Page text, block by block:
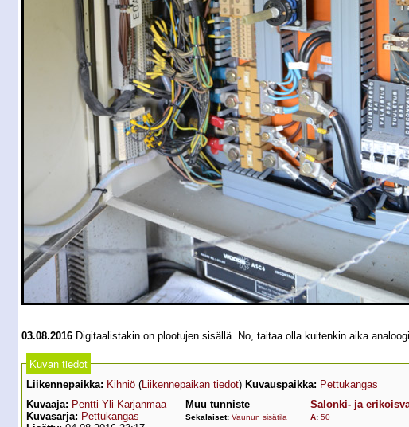
03.08.2016 Digitaalistakin on plootujen sisällä. No, taitaa olla kuitenkin aika
Kuvan tiedot
Liikennepaikka: Kihniö (Liikennepaikan tiedot) Kuvauspaikka: Pettukangas
Kuvaaja: Pentti Yli-Karjanmaa
Kuvasarja: Pettukangas
Muu tunniste
Sekalaiset: Vaunun sisätila
Salonki- ja
A: 50